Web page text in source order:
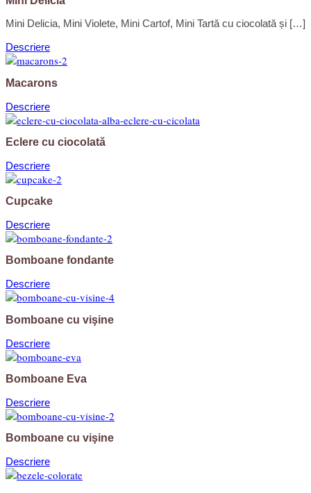
Mini Delicia, Mini Violete, Mini Cartof, Mini Tartă cu ciocolată și […]
Descriere
Macarons
Descriere
Eclere cu ciocolată
Descriere
Cupcake
Descriere
Bomboane fondante
Descriere
Bomboane cu vişine
Descriere
Bomboane Eva
Descriere
Bomboane cu vişine
Descriere